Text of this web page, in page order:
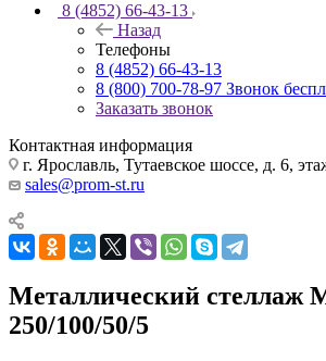
8 (4852) 66-43-13
Назад
Телефоны
8 (4852) 66-43-13
8 (800) 700-78-97 Звонок
Заказать звонок
Контактная информация
г. Ярославль, Тутаевское шоссе, д. 6,
sales@prom-st.ru
Металлический стеллаж
250/100/50/5